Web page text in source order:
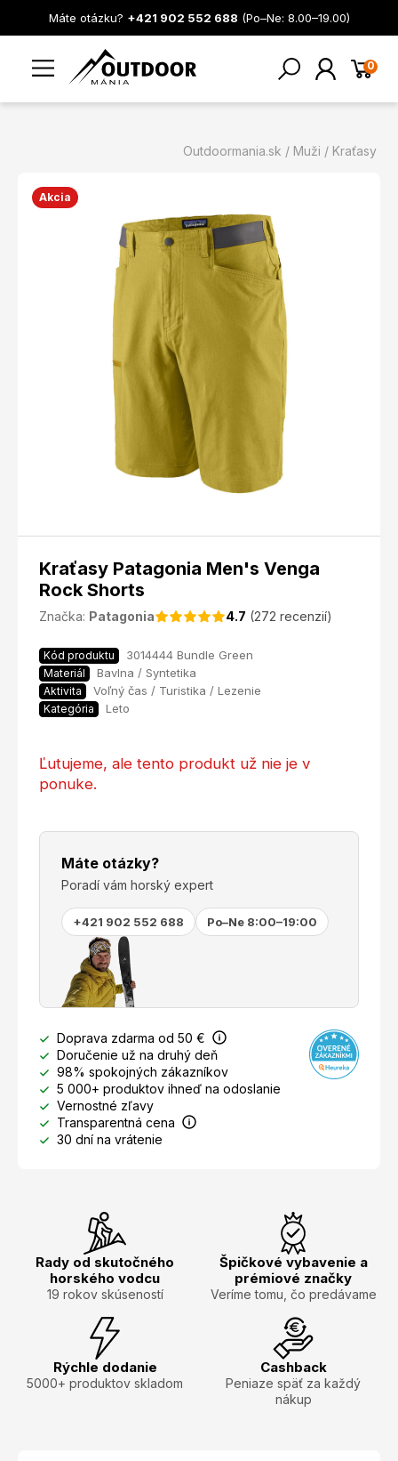
Máte otázku? +421 902 552 688 (Po–Ne: 8.00–19.00)
0
Outdoormania.sk Muži Kraťasy
Akcia
Kraťasy Patagonia Men's Venga
Rock Shorts
Značka: Patagonia 4.7 (272 recenzií)
Kód produktu 3014444 Bundle Green
Materiál Bavlna / Syntetika
Aktivita Voľný čas / Turistika / Lezenie
Kategória Leto
Ľutujeme, ale tento produkt už nie je v
ponuke.
Máte otázky?
Poradí vám horský expert
+421 902 552 688 Po–Ne 8:00–19:00
Doprava zdarma od 50 €
Doručenie už na druhý deň
98% spokojných zákazníkov
5 000+ produktov ihneď na odoslanie
Vernostné zľavy
Transparentná cena
30 dní na vrátenie
Rady od skutočného
horského vodcu
19 rokov skúseností
Špičkové vybavenie a
prémiové značky
Veríme tomu, čo predávame
Rýchle dodanie
5000+ produktov skladom
Cashback
Peniaze späť za každý
nákup